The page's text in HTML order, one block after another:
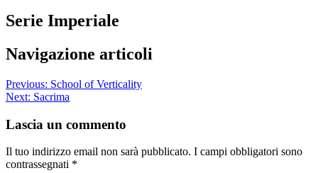
Serie Imperiale
Navigazione articoli
Previous: School of Verticality
Next: Sacrima
Lascia un commento
Il tuo indirizzo email non sarà pubblicato. I campi obbligatori sono
contrassegnati *